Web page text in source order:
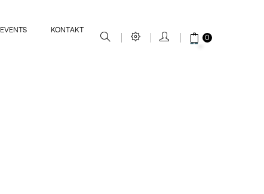
EVENTS KONTAKT
0